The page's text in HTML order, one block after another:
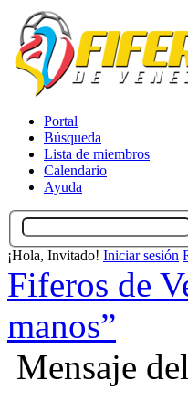
Portal
Búsqueda
Lista de miembros
Calendario
Ayuda
¡Hola, Invitado! Iniciar sesión
Fiferos de
manos”
Mensaje